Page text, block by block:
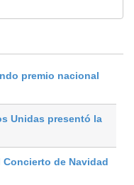
premio nacional
Unidas presentó la
Concierto de Navidad